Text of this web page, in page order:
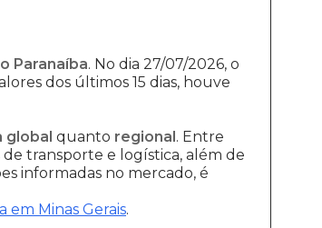
Paranaíba. No dia 27/07/2026, o
dos últimos 15 dias, houve
global quanto regional. Entre
transporte e logística, além de
informadas no mercado, é
em Minas Gerais.